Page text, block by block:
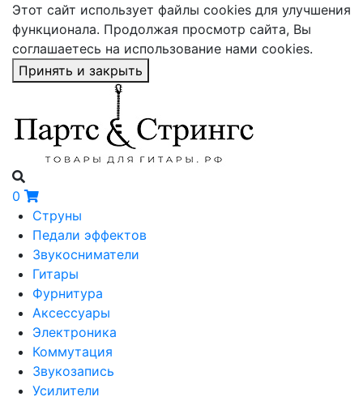
Этот сайт использует файлы cookies для улучшения
функционала. Продолжая просмотр сайта, Вы
соглашаетесь на использование нами cookies.
Принять и закрыть
0
Струны
Педали эффектов
Звукосниматели
Гитары
Фурнитура
Аксессуары
Электроника
Коммутация
Звукозапись
Усилители